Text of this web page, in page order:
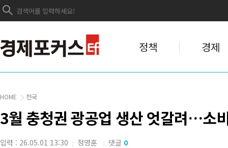
정책 경제
HOME 전국
3월 충청권 광공업 생산 엇갈려…소
입력 : 26.05.01 13:30 | 정영훈 | 댓글 0